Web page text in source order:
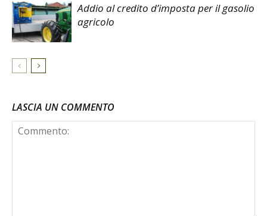
Addio al credito d’imposta per il gasolio
agricolo
LASCIA UN COMMENTO